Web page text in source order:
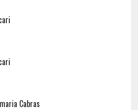
Cabras